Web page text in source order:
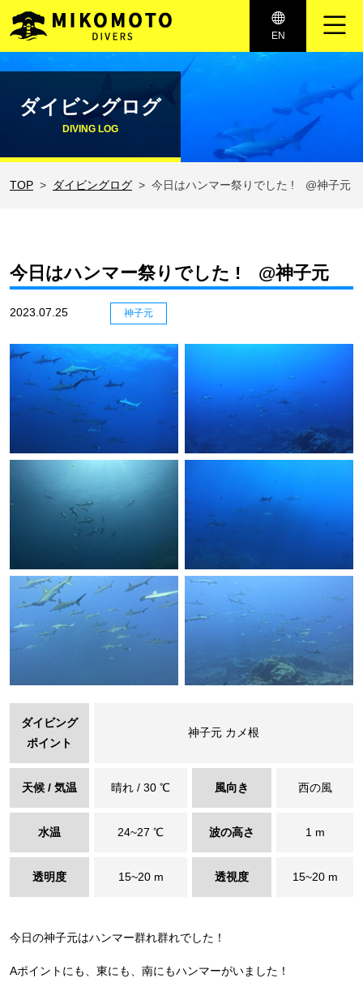
コンテンツへスキップ
メインナビゲーション EN
ダイビングログ
DIVING LOG
TOP ダイビングログ 今日はハンマー祭りでした ! @神子元
今日はハンマー祭りでした ! @神子元
2023.07.25 神子元
ダイビング
ポイント
神子元 カメ根
天候 / 気温 晴れ / 30 ℃ 風向き 西の風
水温 24~27 ℃ 波の高さ 1 m
透明度 15~20 m 透視度 15~20 m
今日の神子元はハンマー群れ群れでした！
Aポイントにも、東にも、南にもハンマーがいました！